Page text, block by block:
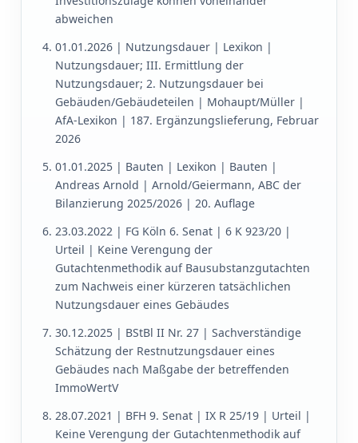
abweichen
01.01.2026 | Nutzungsdauer | Lexikon |
Nutzungsdauer; III. Ermittlung der
Nutzungsdauer; 2. Nutzungsdauer bei
Gebäuden/Gebäudeteilen | Mohaupt/Müller |
AfA-Lexikon | 187. Ergänzungslieferung, Februar
2026
01.01.2025 | Bauten | Lexikon | Bauten |
Andreas Arnold | Arnold/Geiermann, ABC der
Bilanzierung 2025/2026 | 20. Auflage
23.03.2022 | FG Köln 6. Senat | 6 K 923/20 |
Urteil | Keine Verengung der
Gutachtenmethodik auf Bausubstanzgutachten
zum Nachweis einer kürzeren tatsächlichen
Nutzungsdauer eines Gebäudes
30.12.2025 | BStBl II Nr. 27 | Sachverständige
Schätzung der Restnutzungsdauer eines
Gebäudes nach Maßgabe der betreffenden
ImmoWertV
28.07.2021 | BFH 9. Senat | IX R 25/19 | Urteil |
Keine Verengung der Gutachtenmethodik auf